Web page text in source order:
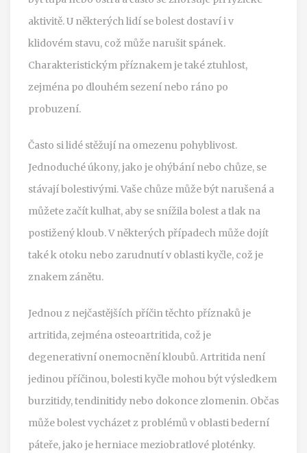
aktivitě. U některých lidí se bolest dostaví i v
klidovém stavu, což může narušit spánek.
Charakteristickým příznakem je také ztuhlost,
zejména po dlouhém sezení nebo ráno po
probuzení.
Často si lidé stěžují na omezenu pohyblivost.
Jednoduché úkony, jako je ohýbání nebo chůze, se
stávají bolestivými. Vaše chůze může být narušená a
můžete začít kulhat, aby se snížila bolest a tlak na
postižený kloub. V některých případech může dojít
také k otoku nebo zarudnutí v oblasti kyčle, což je
znakem zánětu.
Jednou z nejčastějších příčin těchto příznaků je
artritida, zejména osteoartritida, což je
degenerativní onemocnění kloubů. Artritida není
jedinou příčinou, bolesti kyčle mohou být výsledkem
burzitidy, tendinitidy nebo dokonce zlomenin. Občas
může bolest vycházet z problémů v oblasti bederní
páteře, jako je herniace meziobratlové ploténky.